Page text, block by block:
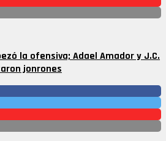
la ofensiva; Adael Amador y J.C.
jonrones